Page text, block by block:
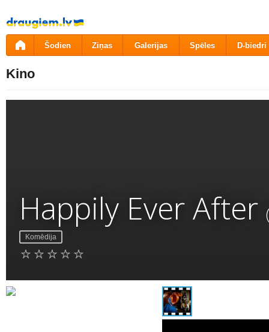
Pāriet
uz
saturu
Šodien Ziņas Galerijas Spēles D-biedri
Kino
Happily Ever After
Komēdija